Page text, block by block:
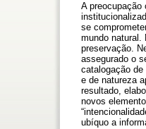
A preocupação
se
mundo natural.
preservação.
assegurado o
catalogação
e de natureza
resultado,
novos
ubíquo a